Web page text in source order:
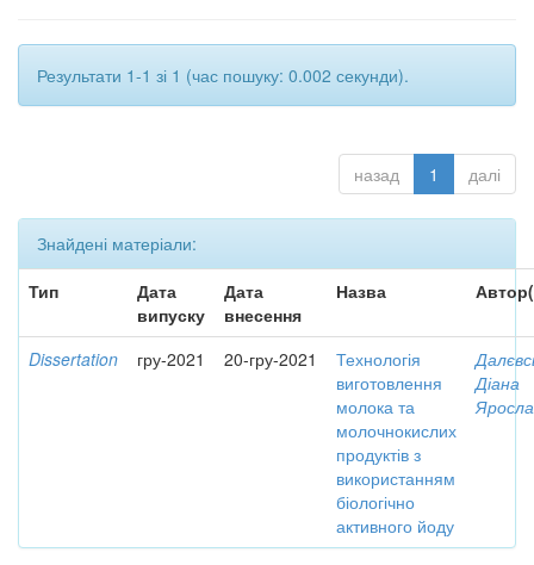
Результати 1-1 зі 1 (час пошуку: 0.002 секунди).
назад 1 далі
Знайдені матеріали:
Тип
Дата
випуску
Дата
внесення
Назва
Dissertation гру-2021 20-гру-2021
Технологія
виготовлення
молока та
молочнокислих
продуктів з
використанням
біологічно
активного йоду
Діана